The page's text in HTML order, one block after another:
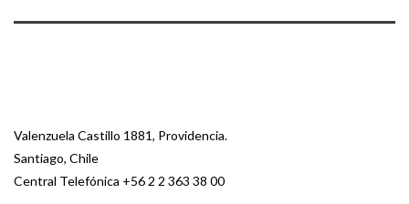
Valenzuela Castillo 1881, Providencia.
Santiago, Chile
Central Telefónica +56 2 2 363 38 00